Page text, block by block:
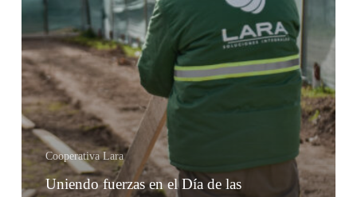
Cooperativa Lara
Uniendo fuerzas en el Día de las